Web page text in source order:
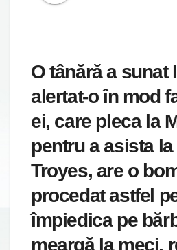
O tânără a sunat
alertat-o în mod
ei, care pleca la
pentru a asista
Troyes, are o
procedat astfel
împiedica pe
meargă la meci,